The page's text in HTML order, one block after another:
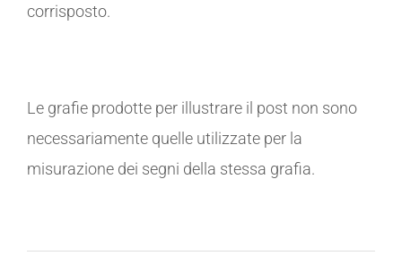
corrisposto.
Le grafie prodotte per illustrare il post non sono
necessariamente quelle utilizzate per la
misurazione dei segni della stessa grafia.